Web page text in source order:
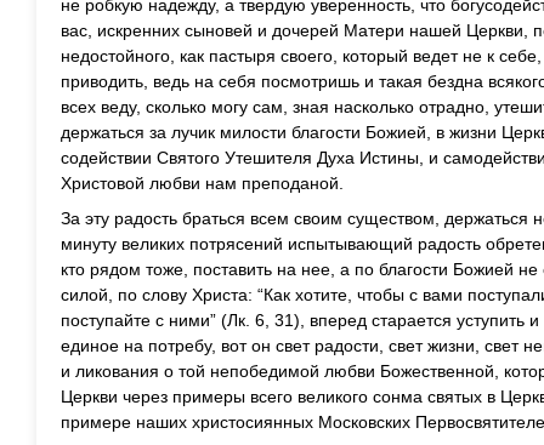
не робкую надежду, а твердую уверенность, что
вас, искренних сыновей и дочерей Матери нашей
недостойного, как пастыря своего, который ведет не к
приводить, ведь на себя посмотришь и такая бездна
всех веду, сколько могу сам, зная насколько отрадно,
держаться за лучик милости благости Божией, в жизни
содействии Святого Утешителя Духа Истины, и
Христовой любви нам преподаной.
За эту радость браться всем своим существом, держаться
минуту великих потрясений испытывающий радость
кто рядом тоже, поставить на нее, а по благости Божией
силой, по слову Христа: “Как хотите, чтобы с вами
поступайте с ними” (Лк. 6, 31), вперед старается уступить
единое на потребу, вот он свет радости, свет жизни, свет
и ликования о той непобедимой любви Божественной,
Церкви через примеры всего великого сонма святых в
примере наших христосиянных Московских